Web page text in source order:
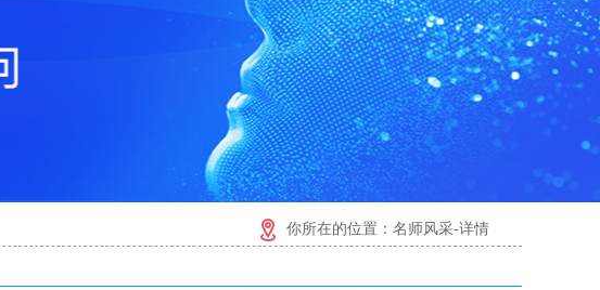
你所在的位置：名师风采-详情